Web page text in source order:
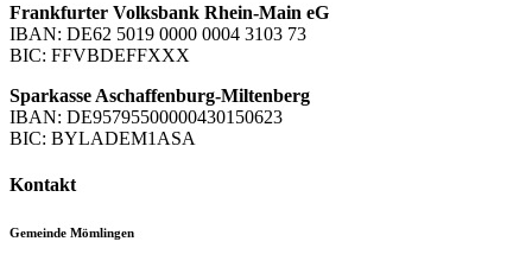
Frankfurter Volksbank Rhein-Main eG
IBAN: DE62 5019 0000 0004 3103 73
BIC: FFVBDEFFXXX
Sparkasse Aschaffenburg-Miltenberg
IBAN: DE95795500000430150623
BIC: BYLADEM1ASA
Kontakt
Gemeinde Mömlingen